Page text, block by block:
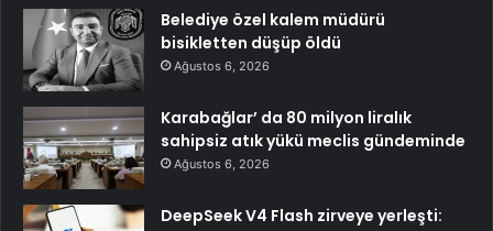
Belediye özel kalem müdürü
bisikletten düşüp öldü
Ağustos 6, 2026
Karabağlar’ da 80 milyon liralık
sahipsiz atık yükü meclis gündeminde
Ağustos 6, 2026
DeepSeek V4 Flash zirveye yerleşti: